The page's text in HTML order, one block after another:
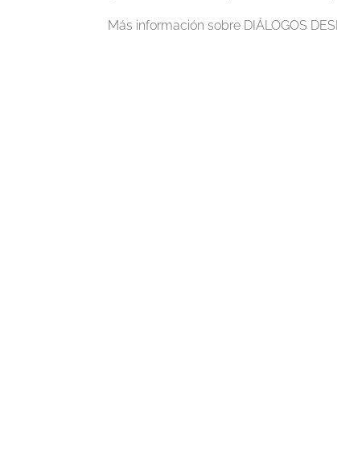
Más información sobre DIÁLOGOS